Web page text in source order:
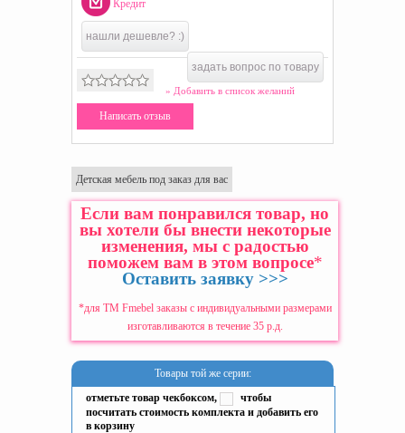
Кредит
нашли дешевле? :)
задать вопрос по товару
» Добавить в список желаний
Написать отзыв
Детская мебель под заказ для вас
Если вам понравился товар, но
вы хотели бы внести некоторые
изменения, мы с радостью
поможем вам в этом вопросе*
Оставить заявку >>>
*для ТМ Fmebel заказы с индивидуальными размерами
изготавливаются в течение 35 р.д.
Товары той же серии:
отметьте товар чекбоксом,
чтобы
посчитать стоимость комплекта и добавить его
в корзину